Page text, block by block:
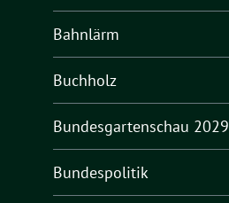
Bahnlärm
Buchholz
Bundesgartenschau 2029
Bundespolitik